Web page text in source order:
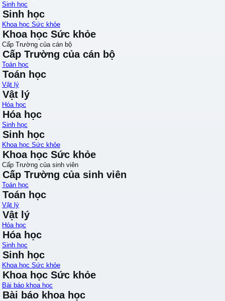
Sinh học
Sinh học
Khoa học Sức khỏe
Khoa học Sức khỏe
Cấp Trường của cán bộ
Cấp Trường của cán bộ
Toán học
Toán học
Vật lý
Vật lý
Hóa học
Hóa học
Sinh học
Sinh học
Khoa học Sức khỏe
Khoa học Sức khỏe
Cấp Trường của sinh viên
Cấp Trường của sinh viên
Toán học
Toán học
Vật lý
Vật lý
Hóa học
Hóa học
Sinh học
Sinh học
Khoa học Sức khỏe
Khoa học Sức khỏe
Bài báo khoa học
Bài báo khoa học